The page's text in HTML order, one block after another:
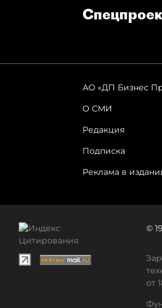
АО «ДП Бизнес
О СМИ
Редакция
Подписка
Реклама в
©
от